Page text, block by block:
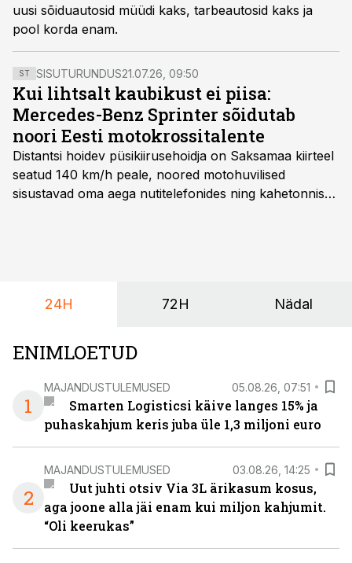
uusi sõiduautosid müüdi kaks, tarbeautosid kaks ja
pool korda enam.
ST SISUTURUNDUS21.07.26, 09:50
Kui lihtsalt kaubikust ei piisa:
Mercedes-Benz Sprinter sõidutab
noori Eesti motokrossitalente
Distantsi hoidev püsikiirusehoidja on Saksamaa kiirteel
seatud 140 km/h peale, noored motohuvilised
sisustavad oma aega nutitelefonides ning kahetonnises
24H 72H Nädal
ENIMLOETUD
1
MAJANDUSTULEMUSED 05.08.26, 07:51
Smarten Logisticsi käive langes 15% ja
puhaskahjum keris juba üle 1,3 miljoni euro
2
MAJANDUSTULEMUSED 03.08.26, 14:25
Uut juhti otsiv Via 3L ärikasum kosus,
aga joone alla jäi enam kui miljon kahjumit.
“Oli keerukas”